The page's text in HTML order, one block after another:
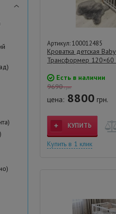
Артикул: 100012485
Кроватка детская
Трансформер 120×60
Есть в наличии
9690грн.
цена: 8800 грн.
КУПИТЬ
Купить в 1 клик